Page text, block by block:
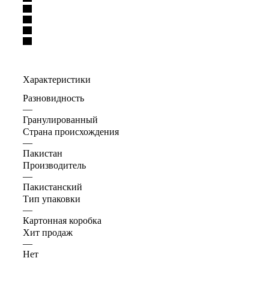
Характеристики
Разновидность
—
Гранулированный
Страна происхождения
—
Пакистан
Производитель
—
Пакистанский
Тип упаковки
—
Картонная коробка
Хит продаж
—
Нет